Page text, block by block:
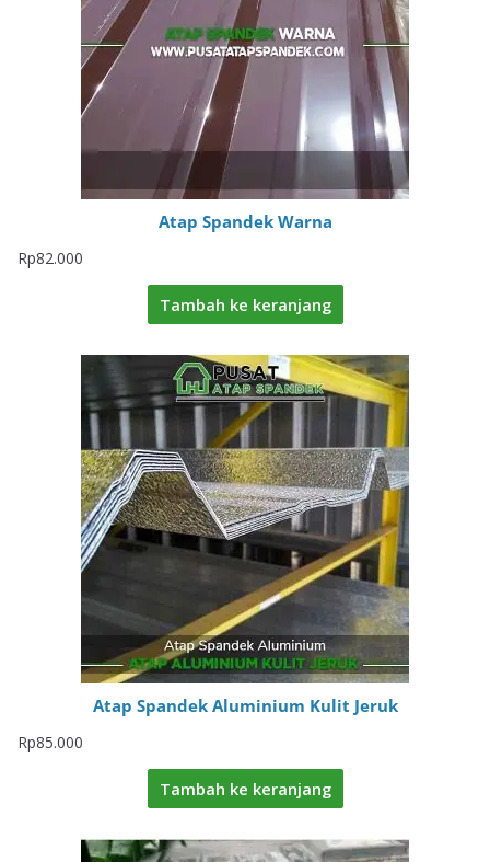
Atap Spandek Warna
Rp82.000
Tambah ke keranjang
Atap Spandek Aluminium Kulit Jeruk
Rp85.000
Tambah ke keranjang